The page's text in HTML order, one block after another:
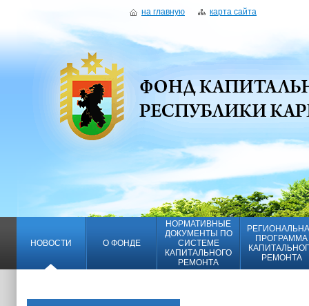
на главную карта сайта
НОВОСТИ О ФОНДЕ
НОРМАТИВНЫЕ
ДОКУМЕНТЫ ПО
СИСТЕМЕ
КАПИТАЛЬНОГО
РЕМОНТА
ПРОГРАММА
РЕМОНТА